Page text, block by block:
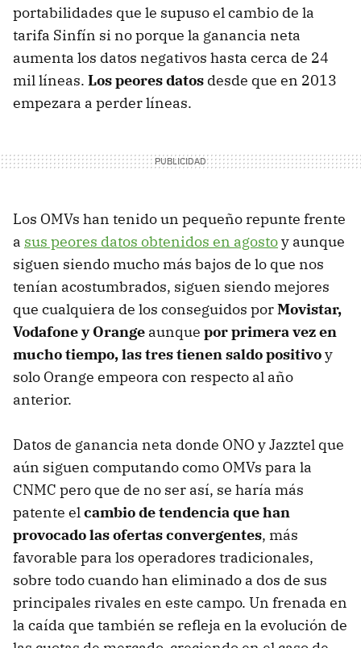
portabilidades que le supuso el cambio de la
tarifa Sinfín si no porque la ganancia neta
aumenta los datos negativos hasta cerca de 24
mil líneas. Los peores datos desde que en 2013
empezara a perder líneas.
Los OMVs han tenido un pequeño repunte frente
a sus peores datos obtenidos en agostoy aunque
siguen siendo mucho más bajos de lo que nos
tenían acostumbrados, siguen siendo mejores
que cualquiera de los conseguidos porMovistar,
Vodafone y Orange aunque por primera vez en
mucho tiempo, las tres tienen saldo positivoy
solo Orange empeora con respecto al año
anterior.
Datos de ganancia neta donde ONO y Jazztel que
aún siguen computando como OMVs para la
CNMC pero que de no ser así, se haría más
patente elcambio de tendencia que han
provocado las ofertas convergentes, más
favorable para los operadores tradicionales,
sobre todo cuando han eliminado a dos de sus
principales rivales en este campo. Un frenada en
la caída que también se refleja en la evolución de